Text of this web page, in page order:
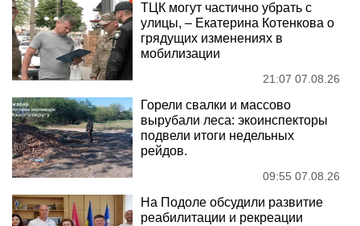
ТЦК могут частично убрать с
улицы, – Екатерина Котенкова о
грядущих изменениях в
мобилизации
21:07 07.08.26
Горели свалки и массово
вырубали леса: экоинспекторы
подвели итоги недельных
рейдов.
09:55 07.08.26
На Подоле обсудили развитие
реабилитации и рекреации